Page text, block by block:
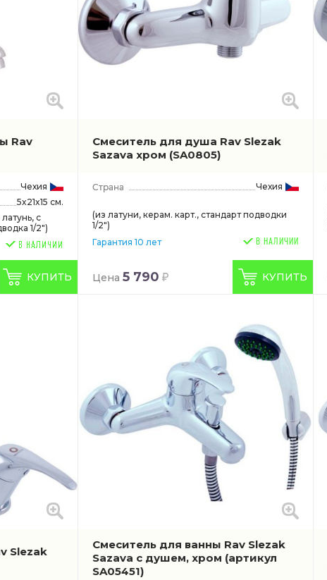
Rav
Чехия
5x21x15 см.
с
1/2")
КУПИТЬ
Смеситель для душа Rav Slezak
Sazava хром (SA0805)
Чехия
(из латуни, керам. карт., стандарт подводки
1/2")
Гарантия 10 лет
В НАЛИЧИИ
Цена 5 790 КУПИТЬ
Slezak
Смеситель для ванны Rav Slezak
Sazava с душем, хром (артикул
SA05451)